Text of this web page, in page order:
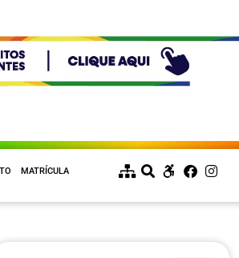
MATRÍCULA